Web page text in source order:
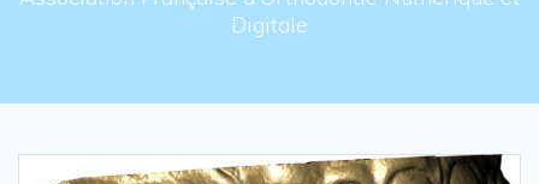
Digitale